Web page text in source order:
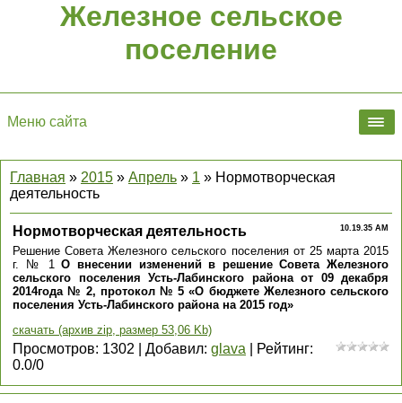
Железное сельское
поселение
Меню сайта
Главная » 2015 » Апрель » 1 » Нормотворческая
деятельность
10.19.35 AM
Нормотворческая деятельность
Решение Совета Железного сельского поселения от 25 марта 2015
г. № 1О внесении изменений в решение Совета Железного
сельского поселения Усть-Лабинского района от 09 декабря
2014года № 2, протокол № 5 «О бюджете Железного сельского
поселения Усть-Лабинского района на 2015 год»
скачать (архив zip, размер 53,06 Kb)
Просмотров: 1302 Добавил: glava Рейтинг:
0.0/0